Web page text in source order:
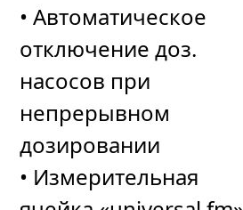
• Автоматическое
отключение доз.
насосов при
непрерывном
дозировании
• Измерительная